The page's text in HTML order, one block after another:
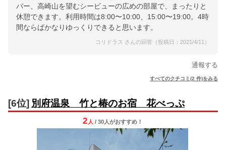
バー、高崎山を望むシービューの広めの部屋で、まったりと
休憩できます。利用時間は8:00〜10:00、15:00〜19:00。4時
間ならばかなりゆっくりできると思います。
コリドラス さんの回答（投稿日：2021/4/11）
通報する
すべてのクチコミ(2 件)をみる
[6位] 別府温泉 竹と椿のお宿 花べっぷ
2 人 / 30人がおすすめ！